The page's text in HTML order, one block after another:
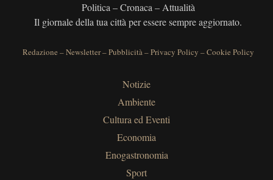
Politica – Cronaca – Attualità
Il giornale della tua città per essere sempre aggiornato.
Redazione –Newsletter–Pubblicità–Privacy Policy –Cookie Policy
Notizie
Ambiente
Cultura ed Eventi
Economia
Enogastronomia
Sport